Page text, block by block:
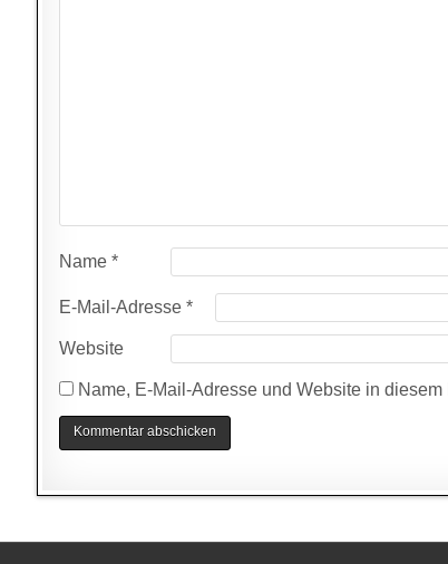
Name*
E-Mail-Adresse*
Website
Name, E-Mail-Adresse und Website in